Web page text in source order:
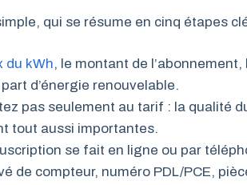
qui se résume en cinq étapes
du kWh, le montant de
d’énergie renouvelable.
pas seulement au tarif : la qualité
tout aussi importantes.
se fait en ligne ou par
de compteur, numéro PDL/PCE,